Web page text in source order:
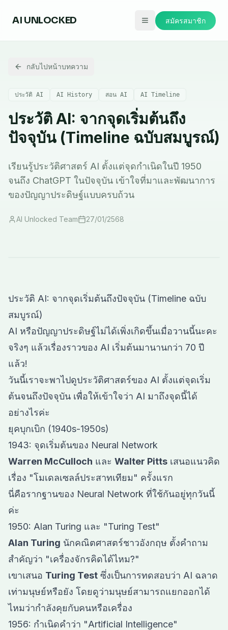
AI UNLOCKED สมัครสมาชิก
กลับไปหน้าบทความ
ประวัติ AI AI History สอน AI AI Timeline
ประวัติ AI: จากจุดเริ่มต้นถึง
ปัจจุบัน (Timeline ฉบับสมบูรณ์)
เรียนรู้ประวัติศาสตร์ AI ตั้งแต่จุดกำเนิดในปี 1950
จนถึง ChatGPT ในปัจจุบัน เข้าใจที่มาและพัฒนาการ
ของปัญญาประดิษฐ์แบบครบถ้วน
AI Unlocked Team 27/01/2568
ประวัติ AI: จากจุดเริ่มต้นถึงปัจจุบัน (Timeline ฉบับ
สมบูรณ์)
AI หรือปัญญาประดิษฐ์ไม่ได้เพิ่งเกิดขึ้นเมื่อวานนี้นะคะ
จริงๆ แล้วเรื่องราวของ AI เริ่มต้นมานานกว่า 70 ปี
แล้ว!
วันนี้เราจะพาไปดูประวัติศาสตร์ของ AI ตั้งแต่จุดเริ่ม
ต้นจนถึงปัจจุบัน เพื่อให้เข้าใจว่า AI มาถึงจุดนี้ได้
อย่างไรค่ะ
ยุคบุกเบิก (1940s-1950s)
1943: จุดเริ่มต้นของ Neural Network
Warren McCulloch และ Walter Pitts เสนอแนวคิด
เรื่อง "โมเดลเซลล์ประสาทเทียม" ครั้งแรก
นี่คือรากฐานของ Neural Network ที่ใช้กันอยู่ทุกวันนี้
ค่ะ
1950: Alan Turing และ "Turing Test"
Alan Turing นักคณิตศาสตร์ชาวอังกฤษ ตั้งคำถาม
สำคัญว่า "เครื่องจักรคิดได้ไหม?"
เขาเสนอ Turing Test ซึ่งเป็นการทดสอบว่า AI ฉลาด
เท่ามนุษย์หรือยัง โดยดูว่ามนุษย์สามารถแยกออกได้
ไหมว่ากำลังคุยกับคนหรือเครื่อง
1956: กำเนิดคำว่า "Artificial Intelligence"